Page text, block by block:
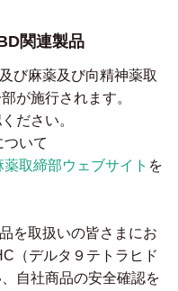
関連製品
び麻薬及び向精神薬取
が施行されます。
ださい。
いて
取締部ウェブサイト を
を取扱いの皆さまにお
（デルタ９テトラヒド
自社商品の安全確認を